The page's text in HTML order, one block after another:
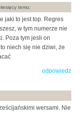
temu:
jaki to jest top. Regres
w tym numerze nie
Poza tym jesli on
niech się nie dziwi, że
odpowiedz
wersami. Nie